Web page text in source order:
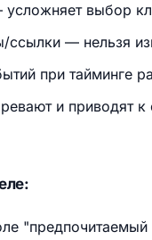
выбор
ссылки — нельзя
при тайминге
и приводят